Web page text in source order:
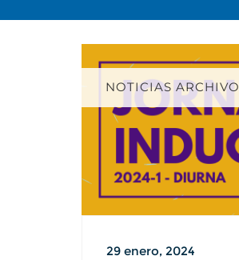
NOTICIAS ARCHIVO
29 enero, 2024